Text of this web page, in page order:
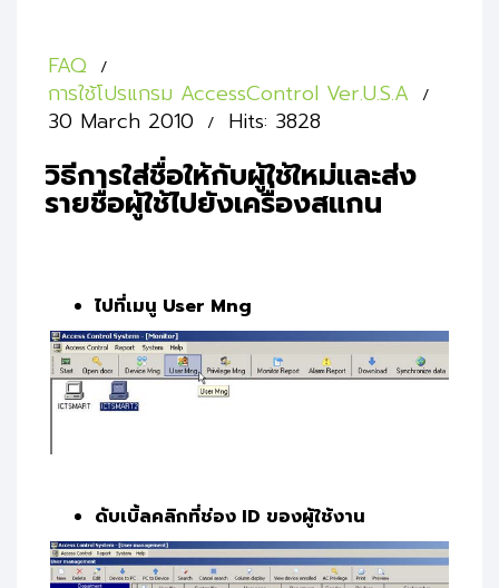
FAQ
การใช้โปรแกรม AccessControl Ver.U.S.A
30 March 2010
Hits: 3828
วิธีการใส่ชื่อให้กับผู้ใช้ใหม่และส่ง
รายชื่อผู้ใช้ไปยังเครื่องสแกน
ไปที่เมนู User Mng
ดับเบิ้ลคลิกที่ช่อง ID ของผู้ใช้งาน